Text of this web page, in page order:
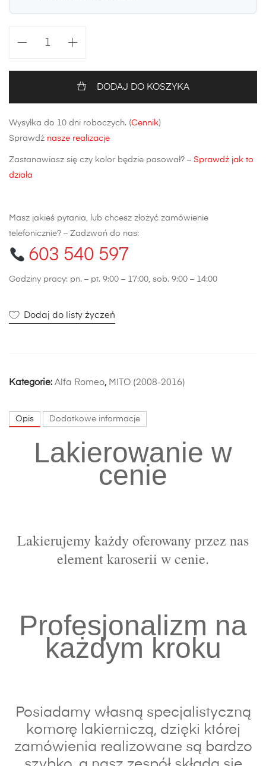
DODAJ DO KOSZYKA
Wysyłka do 10 dni roboczych. (Cennik)
Sprawdź nasze realizacje
Zastanawiasz się czy kolor będzie pasował? – Sprawdź jak to
działa
Masz jakieś pytania, lub chcesz złożyć zamówienie
telefonicznie? – Zadzwoń do nas:
603 540 597
Godziny pracy: pn. – pt. 9:00 – 17:00, sob. 9:00 – 14:00
Dodaj do listy życzeń
Kategorie: Alfa Romeo, MITO (2008-2016)
Opis Dodatkowe informacje
Lakierowanie w
cenie
Lakierujemy każdy oferowany przez nas
element karoserii w cenie.
Profesjonalizm na
każdym kroku
Posiadamy własną specjalistyczną
komorę lakierniczą, dzięki której
zamówienia realizowane są bardzo